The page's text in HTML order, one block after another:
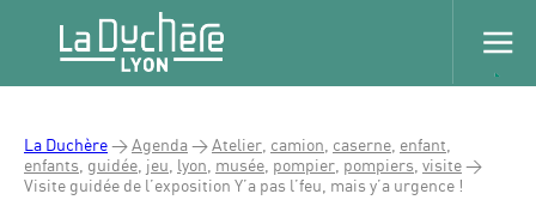
La Duchère>Agenda >Atelier camion caserne enfant
enfants guidée jeu lyon musée pompier pompiers visite>
Visite guidée de l’exposition Y’a pas l’feu, mais y’a urgence !